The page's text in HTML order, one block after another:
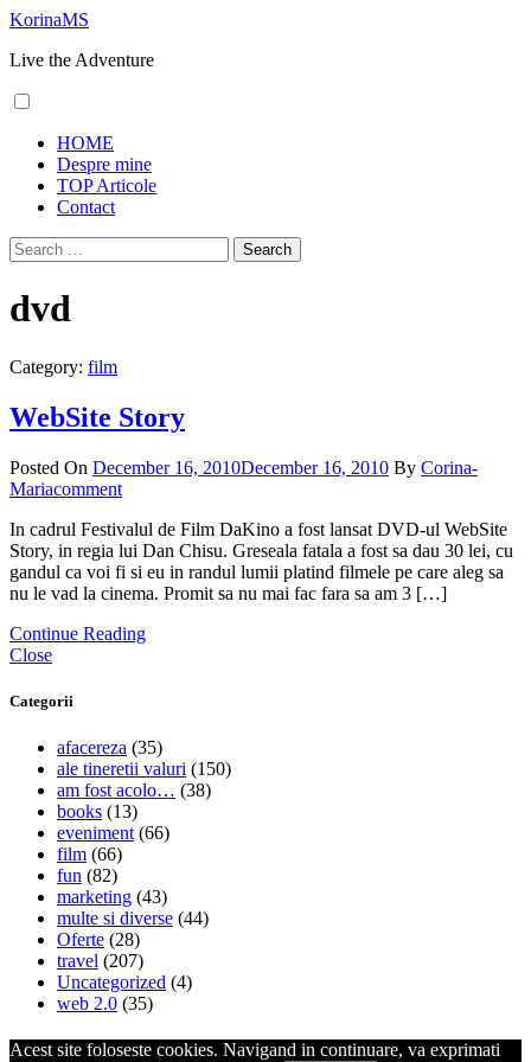
Skip
content
KorinaMS
Live the Adventure
Menu
HOME
Despre mine
TOP Articole
Contact
Search
for:
dvd
Category: film
WebSite Story
Posted On December 16, 2010December 16, 2010 By Corina-
Mariacomment
In cadrul Festivalul de Film DaKino a fost lansat DVD-ul WebSite
Story, in regia lui Dan Chisu. Greseala fatala a fost sa dau 30 lei, cu
gandul ca voi fi si eu in randul lumii platind filmele pe care aleg sa
nu le vad la cinema. Promit sa nu mai fac fara sa am 3 […]
Continue Reading
Close
Categorii
afacereza (35)
ale tineretii valuri (150)
am fost acolo… (38)
books (13)
eveniment (66)
film (66)
fun (82)
marketing (43)
multe si diverse (44)
Oferte (28)
travel (207)
Uncategorized (4)
web 2.0 (35)
Acest site foloseste cookies. Navigand in continuare, va exprimati